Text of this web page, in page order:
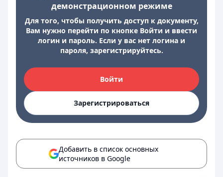
демонстрационном режиме
Для того, чтобы получить доступ к документу,
Вам нужно перейти по кнопке Войти и ввести
логин и пароль. Если у вас нет логина и
пароля, зарегистрируйтесь.
Войти
Зарегистрироваться
Добавить в список основных
источников в Google